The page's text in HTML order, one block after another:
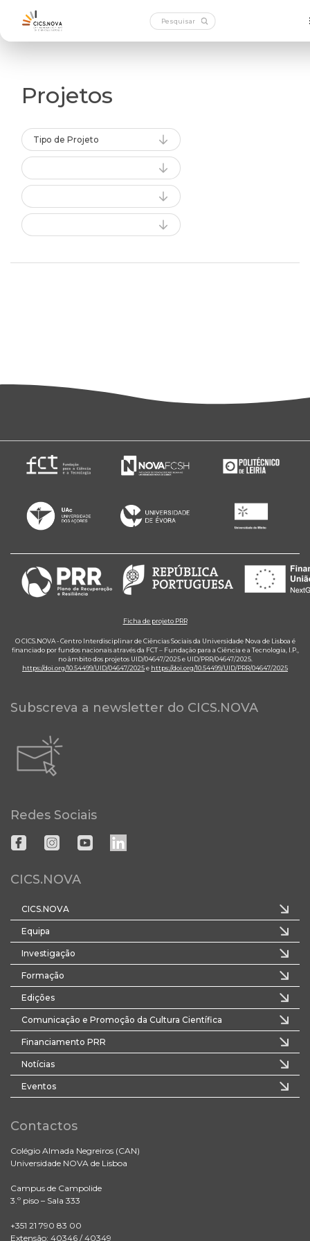
Projetos
Tipo de Projeto
Ficha de projeto PRR
O CICS.NOVA - Centro Interdisciplinar de Ciências Sociais da Universidade Nova de Lisboa é
financiado por fundos nacionais através da FCT – Fundação para a Ciência e a Tecnologia, I.P.,
no âmbito dos projetos UID/04647/2025 e UID/PRR/04647/2025.
https://doi.org/10.54499/UID/04647/2025e https://doi.org/10.54499/UID/PRR/04647/2025
Subscreva a newsletter do CICS.NOVA
Redes Sociais
CICS.NOVA
CICS.NOVA
Equipa
Investigação
Formação
Edições
Comunicação e Promoção da Cultura Científica
Financiamento PRR
Notícias
Eventos
Contactos
Colégio Almada Negreiros (CAN)
Universidade NOVA de Lisboa
Campus de Campolide
3.º piso – Sala 333
+351 21 790 83 00
Extensão: 40346 / 40349